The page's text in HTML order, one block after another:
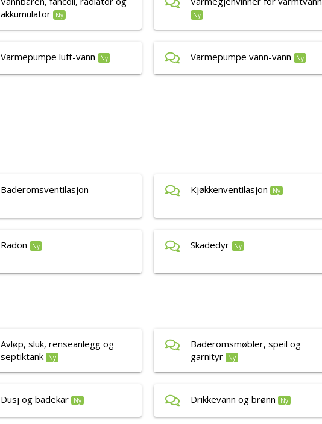
akkumulator
Ny Ny
Varmepumpe luft-vann Ny Varmepumpe vann-vann Ny
Baderomsventilasjon Kjøkkenventilasjon Ny
Radon Ny Skadedyr Ny
Avløp, sluk, renseanlegg og
septiktank
Ny
Baderomsmøbler, speil og
garnityr
Ny
Dusj og badekar Ny Drikkevann og brønn Ny